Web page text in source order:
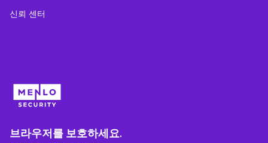
신뢰 센터
브라우저를 보호하세요.